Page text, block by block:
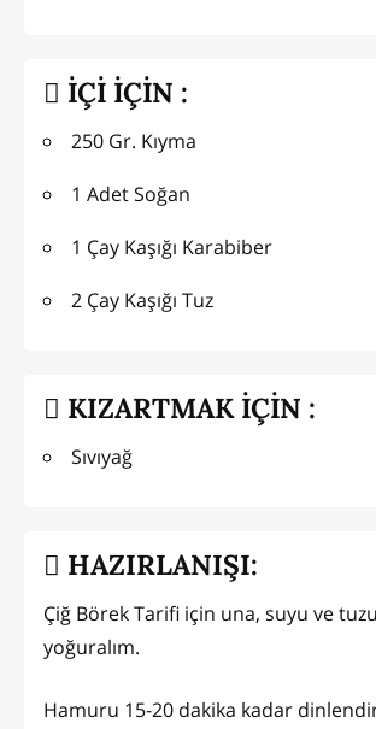
İÇİ İÇİN :
250 Gr. Kıyma
1 Adet Soğan
1 Çay Kaşığı Karabiber
2 Çay Kaşığı Tuz
KIZARTMAK İÇİN :
Sıvıyağ
HAZIRLANIŞI:
Çiğ Börek Tarifi için una, suyu ve
yoğuralım.
Hamuru 15-20 dakika kadar